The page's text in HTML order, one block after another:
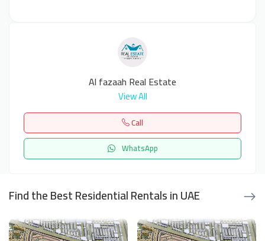
Al fazaah Real Estate
View All
Call
WhatsApp
Find the Best Residential Rentals in UAE